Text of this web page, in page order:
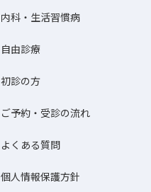
内科・生活習慣病
自由診療
初診の方
ご予約・受診の流れ
よくある質問
個人情報保護方針